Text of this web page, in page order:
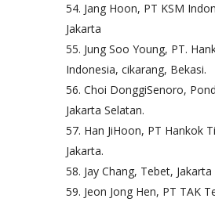
Jang Hoon, PT KSM
Jakarta
Jung Soo Young, PT.
Indonesia, cikarang, Bekasi.
Choi DonggiSenoro,
Jakarta Selatan.
Han JiHoon, PT Hankok
Jakarta.
Jay Chang, Tebet, Jakarta
Jeon Jong Hen, PT TAK